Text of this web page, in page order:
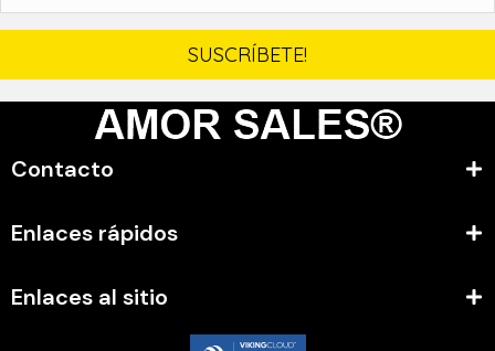
SUSCRÍBETE!
Contacto
Enlaces rápidos
Enlaces al sitio